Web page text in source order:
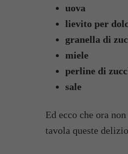
uova
lievito per
granella di
miele
perline di
sale
Ed ecco che ora
tavola queste